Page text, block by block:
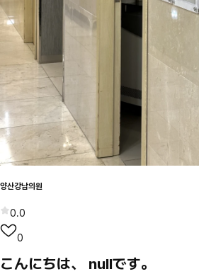
양산강남의원
0.0
0
こんにちは、 nullです。